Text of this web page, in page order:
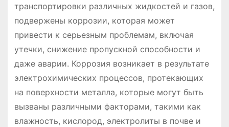
транспортировки различных жидкостей и газов,
подвержены коррозии, которая может
привести к серьезным проблемам, включая
утечки, снижение пропускной способности и
даже аварии. Коррозия возникает в результате
электрохимических процессов, протекающих
на поверхности металла, которые могут быть
вызваны различными факторами, такими как
влажность, кислород, электролиты в почве и